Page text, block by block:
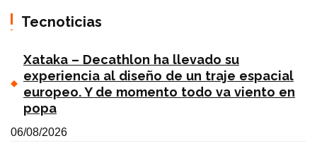
Tecnoticias
Xataka – Decathlon ha llevado su
experiencia al diseño de un traje espacial
europeo. Y de momento todo va viento en
popa
06/08/2026